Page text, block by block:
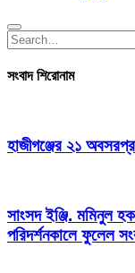
Search
for:
Search
সংবাদ শিরোনাম
হাজীগঞ্জের ২১
সাংসদ ইঞ্জি. মমিনুল
পরিদর্শনকালে ফুলেল